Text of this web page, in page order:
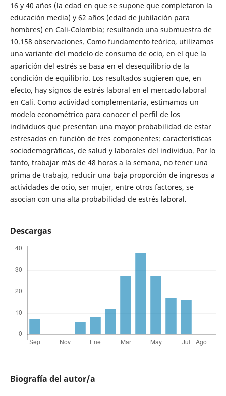
16 y 40 años (la edad en que se supone que completaron la
educación media) y 62 años (edad de jubilación para
hombres) en Cali-Colombia; resultando una submuestra de
10.158 observaciones. Como fundamento teórico, utilizamos
una variante del modelo de consumo de ocio, en el que la
aparición del estrés se basa en el desequilibrio de la
condición de equilibrio. Los resultados sugieren que, en
efecto, hay signos de estrés laboral en el mercado laboral
en Cali. Como actividad complementaria, estimamos un
modelo econométrico para conocer el perfil de los
individuos que presentan una mayor probabilidad de estar
estresados en función de tres componentes: características
sociodemográficas, de salud y laborales del individuo. Por lo
tanto, trabajar más de 48 horas a la semana, no tener una
prima de trabajo, reducir una baja proporción de ingresos a
actividades de ocio, ser mujer, entre otros factores, se
asocian con una alta probabilidad de estrés laboral.
Descargas
Biografía del autor/a